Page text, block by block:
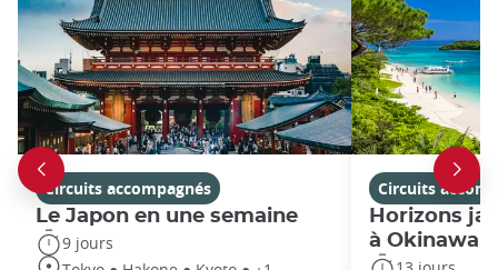
Circuits accompagnés
Le Japon en une semaine
9 jours
Circuits
Horizons
à Okinawa